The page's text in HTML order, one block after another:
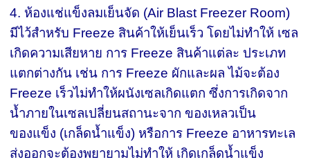
4. ห้องแช่แข็งลมเย็นจัด (Air Blast Freezer Room)
มีไว้สำหรับ Freeze สินค้าให้เย็นเร็ว โดยไม่ทำให้ เซล
เกิดความเสียหาย การ Freeze สินค้าแต่ละ ประเภท
แตกต่างกัน เช่น การ Freeze ผักและผล ไม้จะต้อง
Freeze เร็วไม่ทำให้ผนังเซลเกิดแตก ซึ่งการเกิดจาก
น้ำภายในเซลเปลี่ยนสถานะจาก ของเหลวเป็น
ของแข็ง (เกล็ดน้ำแข็ง) หรือการ Freeze อาหารทะเล
ส่งออกจะต้องพยายามไม่ทำให้ เกิดเกล็ดน้ำแข็ง